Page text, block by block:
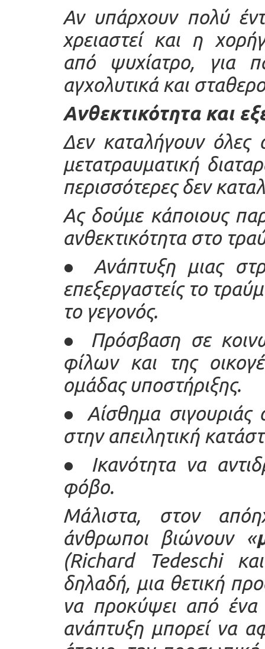
Αν υπάρχουν πολύ
χρειαστεί και η
από ψυχίατρο, για
αγχολυτικά και
Ανθεκτικότητα και
Δεν καταλήγουν όλες
μετατραυματική
περισσότερες δεν
Ας δούμε κάποιους
ανθεκτικότητα στο
● Ανάπτυξη μιας
επεξεργαστείς το
το γεγονός.
● Πρόσβαση σε
φίλων και της
ομάδας υποστήριξης.
● Αίσθημα σιγουριάς
στην απειλητική
● Ικανότητα να
φόβο.
Μάλιστα, στον
άνθρωποι βιώνουν «
(Richard Tedeschi
δηλαδή, μια θετική
να προκύψει από ένα
ανάπτυξη μπορεί να